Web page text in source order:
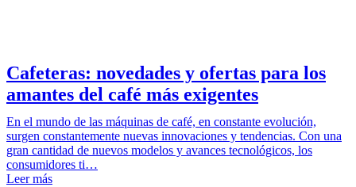
Cafeteras: novedades y ofertas para los
amantes del café más exigentes
En el mundo de las máquinas de café, en constante evolución,
surgen constantemente nuevas innovaciones y tendencias. Con una
gran cantidad de nuevos modelos y avances tecnológicos, los
consumidores ti…
Leer más